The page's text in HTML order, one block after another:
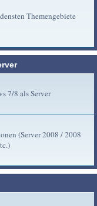
Themengebiete
7/8 als Server
(Server 2008 / 2008